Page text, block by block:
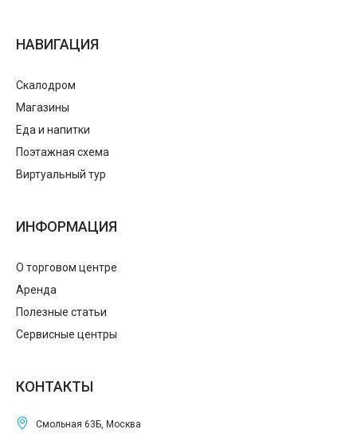
НАВИГАЦИЯ
Скалодром
Магазины
Еда и напитки
Поэтажная схема
Виртуальный тур
ИНФОРМАЦИЯ
О торговом центре
Аренда
Полезные статьи
Сервисные центры
КОНТАКТЫ
Смольная 63Б, Москва